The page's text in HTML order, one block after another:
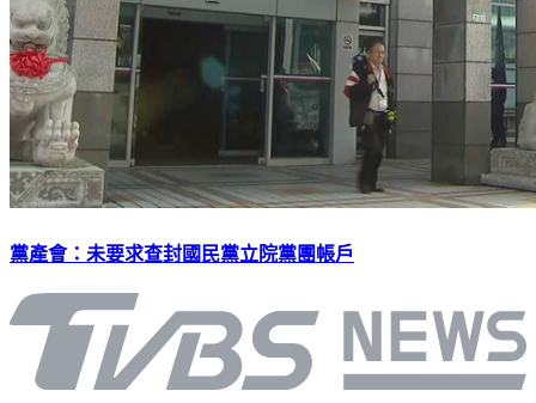
黨產會：未要求查封國民黨立院黨團帳戶